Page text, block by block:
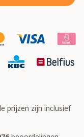
prijzen zijn inclusief